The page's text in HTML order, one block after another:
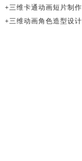
+三维卡通动画短片制作
+三维动画角色造型设计